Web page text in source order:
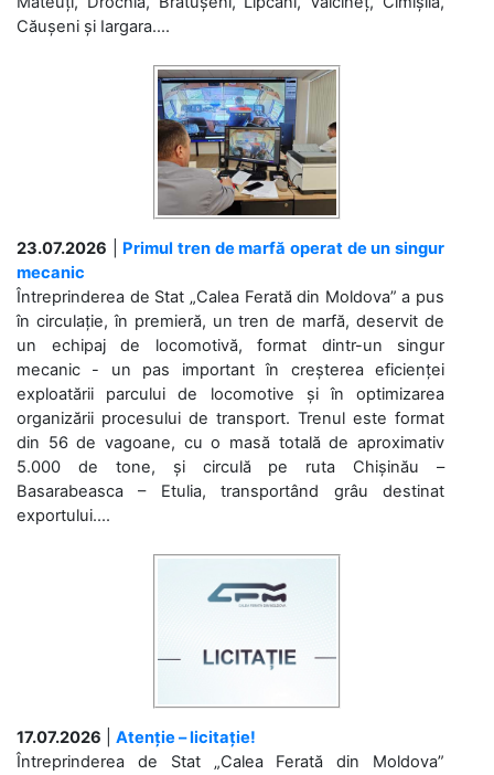
Căușeni și Iargara....
23.07.2026
Primul tren de marfă operat de un singur
mecanic
Întreprinderea de Stat „Calea Ferată din Moldova” a pus
în circulație, în premieră, un tren de marfă, deservit de
un echipaj de locomotivă, format dintr-un singur
mecanic - un pas important în creșterea eficienței
exploatării parcului de locomotive și în optimizarea
organizării procesului de transport. Trenul este format
din 56 de vagoane, cu o masă totală de aproximativ
5.000 de tone, și circulă pe ruta Chișinău –
Basarabeasca – Etulia, transportând grâu destinat
exportului....
17.07.2026
Atenție – licitație!
Întreprinderea de Stat „Calea Ferată din Moldova”